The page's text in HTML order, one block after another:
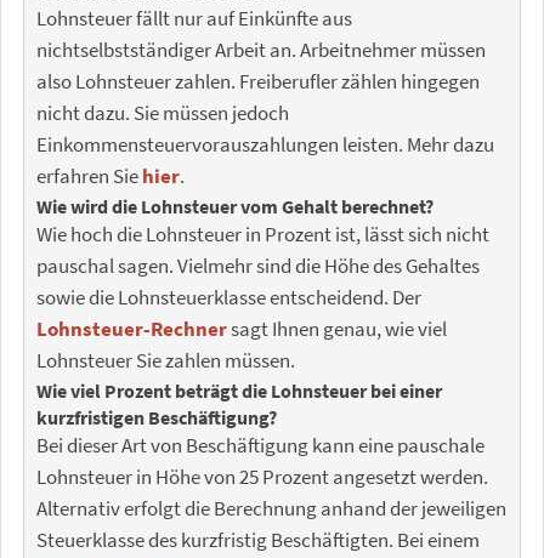
Lohnsteuer fällt nur auf Einkünfte aus
nichtselbstständiger Arbeit an. Arbeitnehmer müssen
also Lohnsteuer zahlen. Freiberufler zählen hingegen
nicht dazu. Sie müssen jedoch
Einkommensteuervorauszahlungen leisten. Mehr dazu
erfahren Siehier.
Wie wird die Lohnsteuer vom Gehalt berechnet?
Wie hoch die Lohnsteuer in Prozent ist, lässt sich nicht
pauschal sagen. Vielmehr sind die Höhe des Gehaltes
sowie die Lohnsteuerklasse entscheidend. Der
Lohnsteuer-Rechnersagt Ihnen genau, wie viel
Lohnsteuer Sie zahlen müssen.
Wie viel Prozent beträgt die Lohnsteuer bei einer
kurzfristigen Beschäftigung?
Bei dieser Art von Beschäftigung kann eine pauschale
Lohnsteuer in Höhe von 25 Prozent angesetzt werden.
Alternativ erfolgt die Berechnung anhand der jeweiligen
Steuerklasse des kurzfristig Beschäftigten. Bei einem